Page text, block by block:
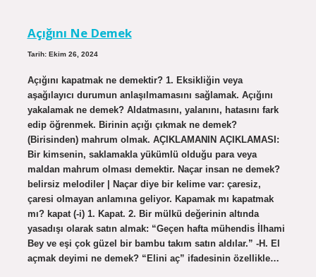
Açığını Ne Demek
Tarih: Ekim 26, 2024
Açığını kapatmak ne demektir? 1. Eksikliğin veya
aşağılayıcı durumun anlaşılmamasını sağlamak. Açığını
yakalamak ne demek? Aldatmasını, yalanını, hatasını fark
edip öğrenmek. Birinin açığı çıkmak ne demek?
(Birisinden) mahrum olmak. AÇIKLAMANIN AÇIKLAMASI:
Bir kimsenin, saklamakla yükümlü olduğu para veya
maldan mahrum olması demektir. Naçar insan ne demek?
belirsiz melodiler | Naçar diye bir kelime var: çaresiz,
çaresi olmayan anlamına geliyor. Kapamak mı kapatmak
mı? kapat (-i) 1. Kapat. 2. Bir mülkü değerinin altında
yasadışı olarak satın almak: “Geçen hafta mühendis İlhami
Bey ve eşi çok güzel bir bambu takım satın aldılar.” -H. El
açmak deyimi ne demek? “Elini aç” ifadesinin özellikle…